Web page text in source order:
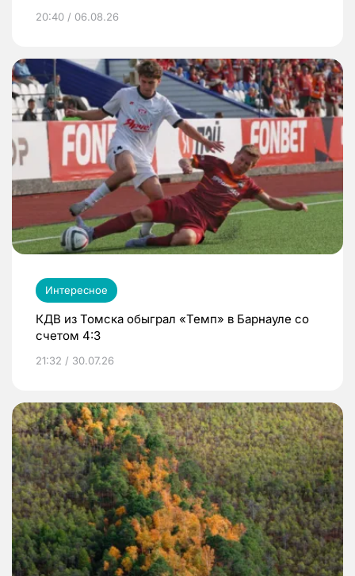
20:40 / 06.08.26
Интересное
КДВ из Томска обыграл «Темп» в Барнауле со
счетом 4:3
21:32 / 30.07.26